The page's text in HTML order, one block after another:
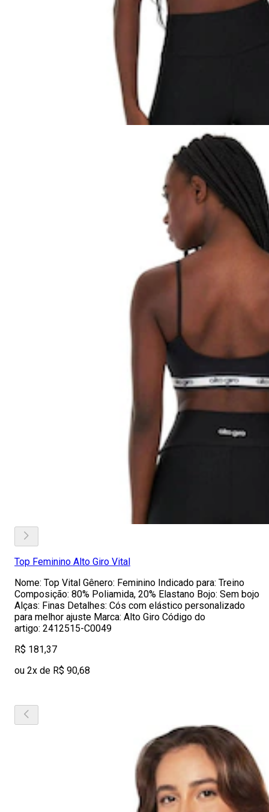
Top Feminino Alto Giro Vital
Nome: Top Vital Gênero: Feminino Indicado para: Treino
Composição: 80% Poliamida, 20% Elastano Bojo: Sem bojo
Alças: Finas Detalhes: Cós com elástico personalizado
para melhor ajuste Marca: Alto Giro Código do
artigo: 2412515-C0049
R$ 181,37
ou 2x de R$ 90,68